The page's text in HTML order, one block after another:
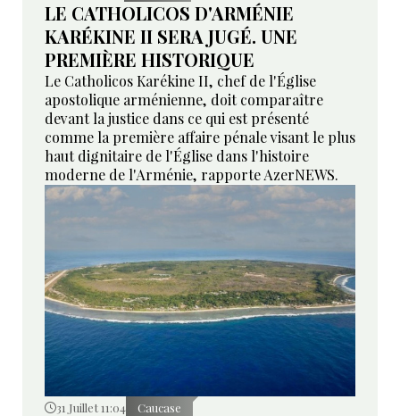
LE CATHOLICOS D'ARMÉNIE
KARÉKINE II SERA JUGÉ. UNE
PREMIÈRE HISTORIQUE
Le Catholicos Karékine II, chef de l'Église
apostolique arménienne, doit comparaître
devant la justice dans ce qui est présenté
comme la première affaire pénale visant le plus
haut dignitaire de l'Église dans l'histoire
moderne de l'Arménie, rapporte AzerNEWS.
31 Juillet 11:04 Caucase